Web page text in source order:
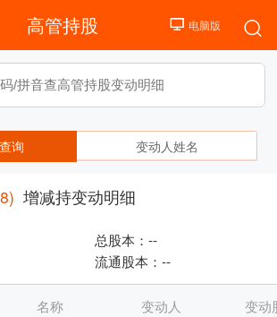
高管持股
询 变动人姓名
增减持变动明细
总股本： --
流通股本： --
名称 变动人 变动